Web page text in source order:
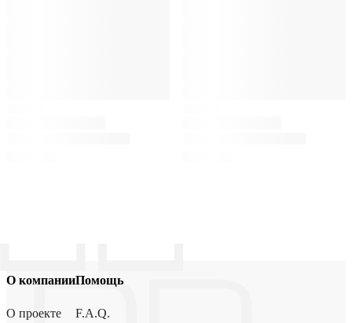
О компании
О проекте
Помощь
F.A.Q.